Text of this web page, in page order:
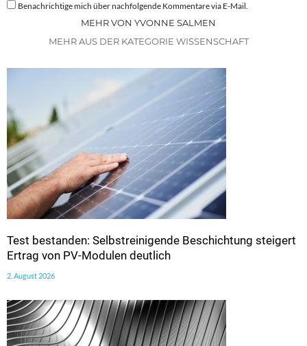
Benachrichtige mich über nachfolgende Kommentare via E-Mail.
MEHR VON YVONNE SALMEN
MEHR AUS DER KATEGORIE WISSENSCHAFT
Test bestanden: Selbstreinigende Beschichtung steigert
Ertrag von PV-Modulen deutlich
2. August 2026